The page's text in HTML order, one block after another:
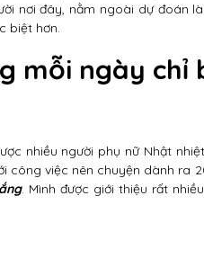
nơi đây, nằm ngoài dự đoán
biệt hơn.
mỗi ngày chỉ
nhiều người phụ nữ Nhật
công việc nên chuyện dành ra
. Mình được giới thiệu rất